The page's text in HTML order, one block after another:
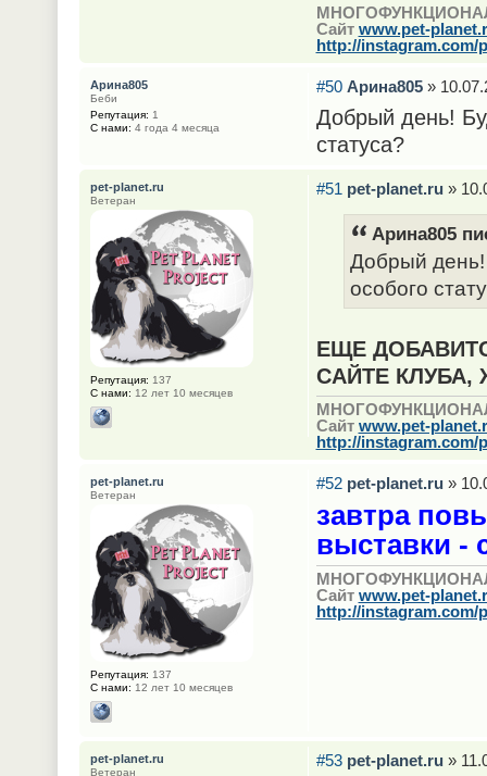
Сайт www.pet-
http://instagram.com/
#50 Арина805»
Добрый день!
статуса?
Арина805
Беби
Репутация: 1
С нами: 4 года 4 месяца
#51 pet-planet.ru»
Арина805
Добрый день!
особого
ЕЩЕ
САЙТЕ КЛУБА,
Сайт www.pet-
http://instagram.com/
pet-planet.ru
Ветеран
Репутация: 137
С нами: 12 лет 10 месяцев
#52 pet-planet.ru »
завтра
выставки -
Сайт www.pet-
http://instagram.com/
pet-planet.ru
Ветеран
Репутация: 137
С нами: 12 лет 10 месяцев
#53 pet-planet.ru »
pet-planet.ru
Ветеран